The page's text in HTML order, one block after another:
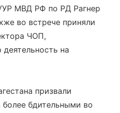
МВД РФ по РД Рагнер
во встрече приняли
ЧОП,
на
призвали
бдительными во